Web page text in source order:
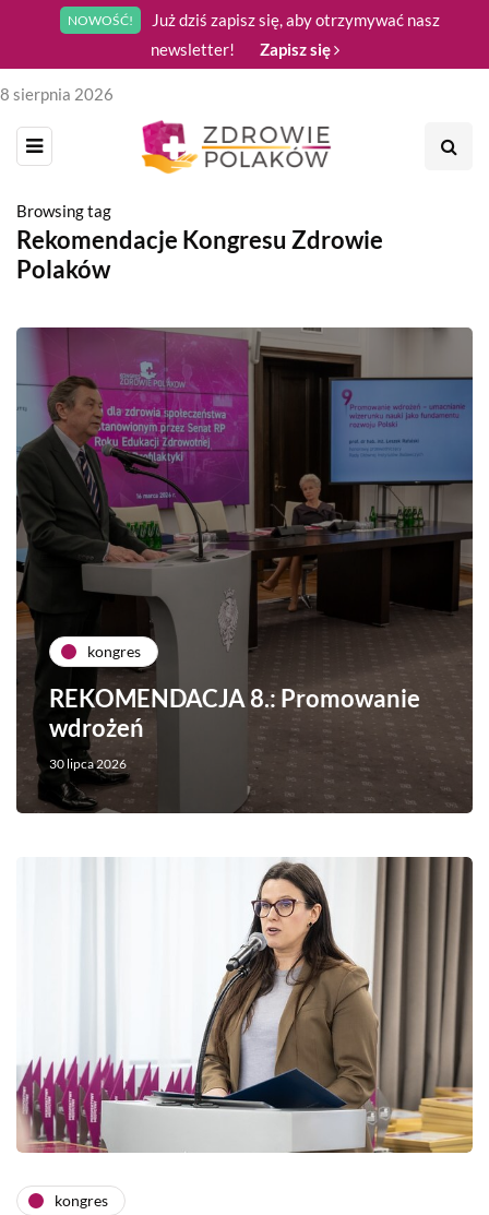
NOWOŚĆ!
Już dziś zapisz się, aby otrzymywać nasz
newsletter!
Zapisz się
8 sierpnia 2026
Browsing tag
Rekomendacje Kongresu Zdrowie
Polaków
kongres
REKOMENDACJA 8.: Promowanie
wdrożeń
30 lipca 2026
kongres